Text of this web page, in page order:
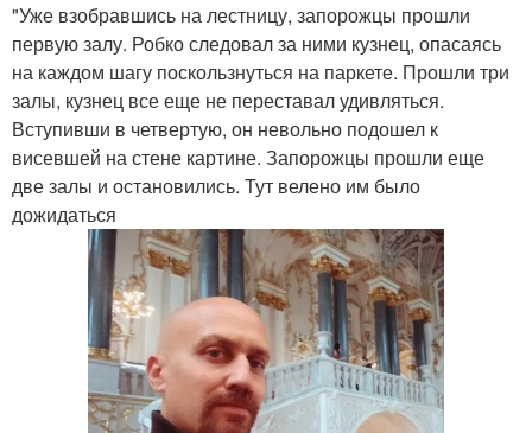
"Уже взобравшись на лестницу, запорожцы прошли
первую залу. Робко следовал за ними кузнец, опасаясь
на каждом шагу поскользнуться на паркете. Прошли три
залы, кузнец все еще не переставал удивляться.
Вступивши в четвертую, он невольно подошел к
висевшей на стене картине. Запорожцы прошли еще
две залы и остановились. Тут велено им было
дожидаться